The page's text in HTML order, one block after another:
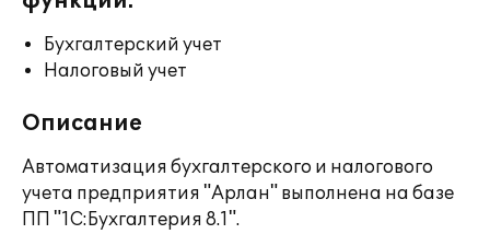
Бухгалтерский учет
Налоговый учет
Описание
Автоматизация бухгалтерского и налогового
учета предприятия "Арлан" выполнена на базе
ПП "1С:Бухгалтерия 8.1".